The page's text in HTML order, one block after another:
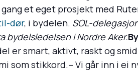
et eget prosjekt med
dør, i bydelen. SOL-
bydelsledelsen i Nordre Aker.
er smart, aktivt, raskt og
som stikkord.– Vi går inn i ei